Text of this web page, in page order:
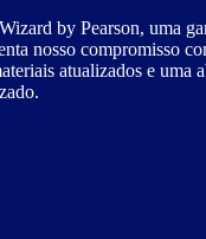
by Pearson, uma
nosso compromisso
atualizados e uma